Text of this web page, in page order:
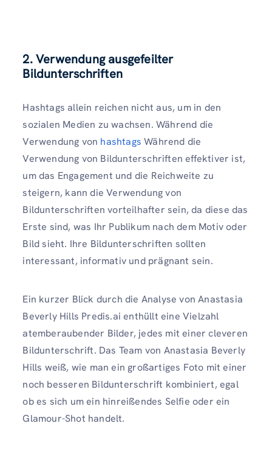
2. Verwendung ausgefeilter
Bildunterschriften
Hashtags allein reichen nicht aus, um in den
sozialen Medien zu wachsen. Während die
Verwendung von hashtags Während die
Verwendung von Bildunterschriften effektiver ist,
um das Engagement und die Reichweite zu
steigern, kann die Verwendung von
Bildunterschriften vorteilhafter sein, da diese das
Erste sind, was Ihr Publikum nach dem Motiv oder
Bild sieht. Ihre Bildunterschriften sollten
interessant, informativ und prägnant sein.
Ein kurzer Blick durch die Analyse von Anastasia
Beverly Hills Predis.ai enthüllt eine Vielzahl
atemberaubender Bilder, jedes mit einer cleveren
Bildunterschrift. Das Team von Anastasia Beverly
Hills weiß, wie man ein großartiges Foto mit einer
noch besseren Bildunterschrift kombiniert, egal
ob es sich um ein hinreißendes Selfie oder ein
Glamour-Shot handelt.